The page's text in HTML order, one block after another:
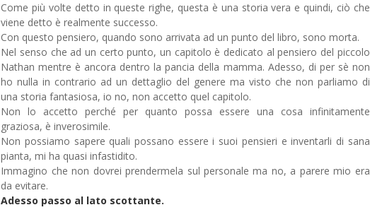
Come più volte detto in queste righe, questa è una storia vera e quindi, ciò che
viene detto è realmente successo.
Con questo pensiero, quando sono arrivata ad un punto del libro, sono morta.
Nel senso che ad un certo punto, un capitolo è dedicato al pensiero del piccolo
Nathan mentre è ancora dentro la pancia della mamma. Adesso, di per sè non
ho nulla in contrario ad un dettaglio del genere ma visto che non parliamo di
una storia fantasiosa, io no, non accetto quel capitolo.
Non lo accetto perché per quanto possa essere una cosa infinitamente
graziosa, è inverosimile.
Non possiamo sapere quali possano essere i suoi pensieri e inventarli di sana
pianta, mi ha quasi infastidito.
Immagino che non dovrei prendermela sul personale ma no, a parere mio era
da evitare.
Adesso passo al lato scottante.